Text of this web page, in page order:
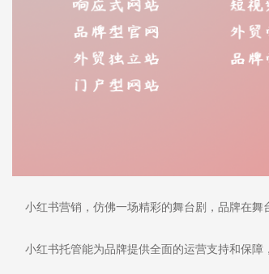
小红书营销，仿佛一场精彩的舞台剧，品牌在舞
小红书托管能为品牌提供全面的运营支持和保障